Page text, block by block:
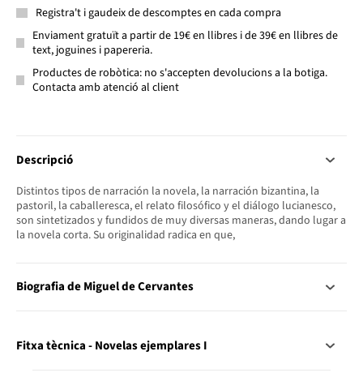
Registra't i gaudeix de descomptes en cada compra
Enviament gratuït a partir de 19€ en llibres i de 39€ en llibres de
text, joguines i papereria.
Productes de robòtica: no s'accepten devolucions a la botiga.
Contacta amb atenció al client
Descripció
Distintos tipos de narración la novela, la narración bizantina, la
pastoril, la caballeresca, el relato filosófico y el diálogo lucianesco,
son sintetizados y fundidos de muy diversas maneras, dando lugar a
la novela corta. Su originalidad radica en que,
Biografia de Miguel de Cervantes
Fitxa tècnica - Novelas ejemplares I